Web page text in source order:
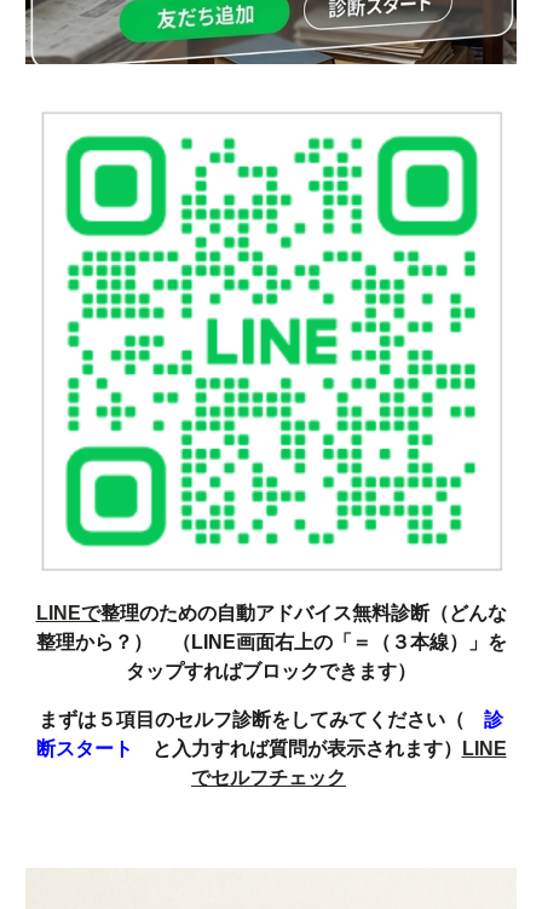
LINEで整理のための自動アドバイス無料診断（どんな
整理から？） （LINE画面右上の「＝（３本線）」を
タップすればブロックできます）
まずは５項目のセルフ診断をしてみてください（ 診
断スタート
と入力すれば質問が表示されます）
LINE
でセルフチェック